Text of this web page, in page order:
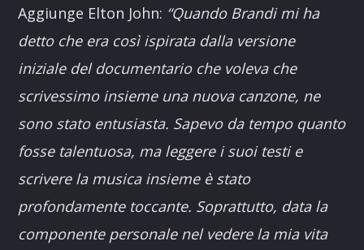
Aggiunge Elton John: “Quando Brandi mi ha
detto che era così ispirata dalla versione
iniziale del documentario che voleva che
scrivessimo insieme una nuova canzone, ne
sono stato entusiasta. Sapevo da tempo quanto
fosse talentuosa, ma leggere i suoi testi e
scrivere la musica insieme è stato
profondamente toccante. Soprattutto, data la
componente personale nel vedere la mia vita